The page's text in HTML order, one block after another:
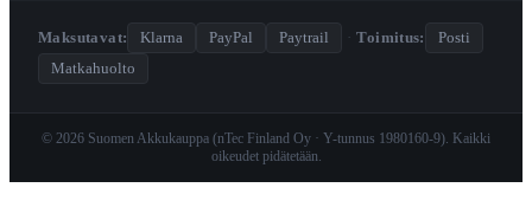
Maksutavat: Klarna PayPal Paytrail · Toimitus:
Posti
Matkahuolto
© 2026 Suomen Akkukauppa (nTec Finland Oy · Y-tunnus 1980160-9). Kaikki
oikeudet pidätetään.